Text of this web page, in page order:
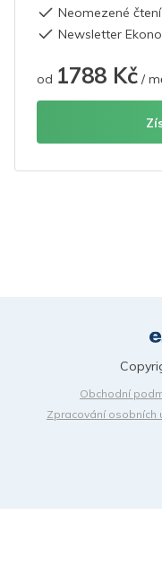
Neomezené
Newsletter
od 1788 Kč /
Obchodní
Zpracování osobních